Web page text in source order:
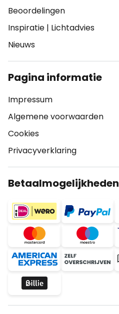
Beoordelingen
Inspiratie | Lichtadvies
Nieuws
Pagina informatie
Impressum
Algemene voorwaarden
Cookies
Privacyverklaring
Betaalmogelijkheden